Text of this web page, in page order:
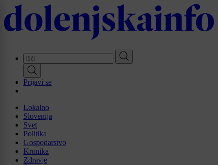
Skip
to
main
Prijavi se
Lokalno
Slovenija
Svet
Politika
Gospodarstvo
Kronika
Zdravje